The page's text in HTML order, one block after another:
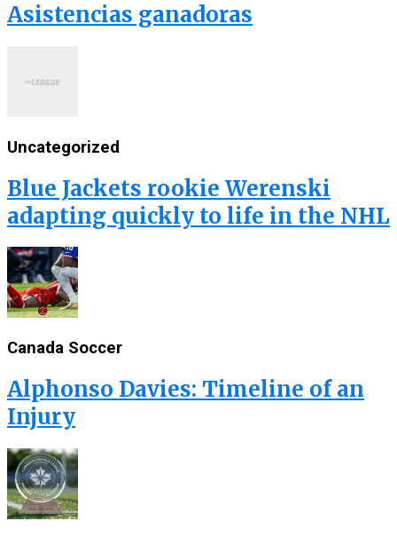
Asistencias ganadoras
Uncategorized
Blue Jackets rookie Werenski
adapting quickly to life in the NHL
Canada Soccer
Alphonso Davies: Timeline of an
Injury